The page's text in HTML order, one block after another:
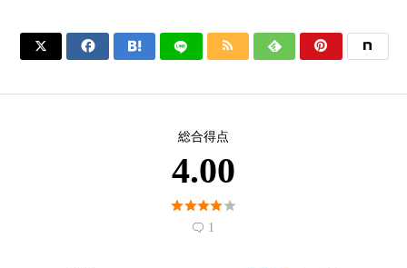
     
総合得点
4.00

 1